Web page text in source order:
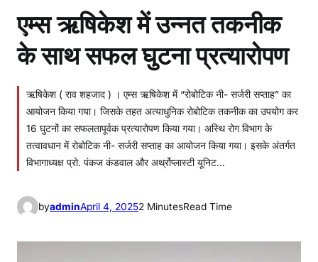
एम्स ऋषिकेश में उन्नत तकनीक
के साथ सफल घुटना प्रत्यारोपण
ऋषिकेश ( राव शहजाद ) । एम्स ऋषिकेश में “रोबोटिक नी- सर्जरी सप्ताह” का
आयोजन किया गया। जिसके तहत अत्याधुनिक रोबोटिक तकनीक का उपयोग कर
16 घुटनों का सफलतापूर्वक प्रत्यारोपण किया गया। अस्थि रोग विभाग के
तत्वावधान में रोबोटिक नी- सर्जरी सप्ताह का आयोजन किया गया। इसके अंतर्गत
विभागाध्यक्ष प्रो. पंकज कंडवाल और अर्थ्रोप्लास्टी यूनिट…
byadminApril 4, 20252 MinutesRead Time